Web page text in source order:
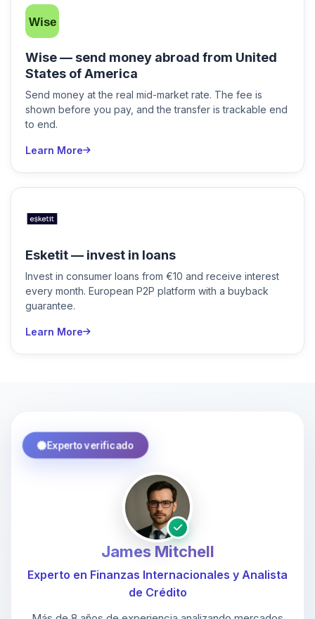
Wise — send money abroad from United
States of America
Send money at the real mid-market rate. The fee is
shown before you pay, and the transfer is trackable end
to end.
Learn More
Esketit — invest in loans
Invest in consumer loans from €10 and receive interest
every month. European P2P platform with a buyback
guarantee.
Learn More
Experto verificado
James Mitchell
Experto en Finanzas Internacionales y Analista
de Crédito